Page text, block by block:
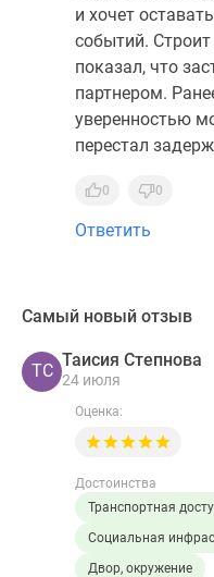
и хочет
событий.
показал, что
партнером.
уверенностью
перестал
0 0
Ответить
Самый новый отзыв
ТС
Таисия Степнова
24 июля
Оценка:
Достоинства
Транспортная
Социальная
Двор, окружение